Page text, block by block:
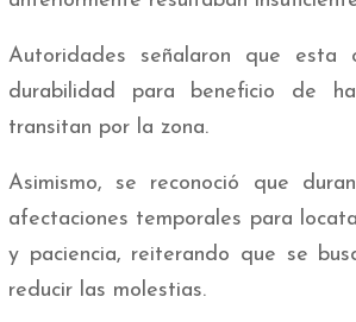
Autoridades señalaron que esta
durabilidad para beneficio de
transitan por la zona.
Asimismo, se reconoció que
afectaciones temporales para
y paciencia, reiterando que se
reducir las molestias.